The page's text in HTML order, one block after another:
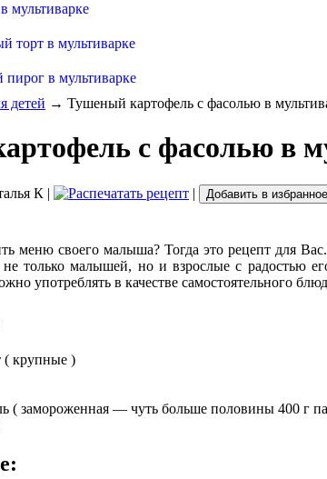
детей → Тушеный картофель с фасолью в
с фасолью в
К | | Добавить в избранное
меню своего малыша? Тогда это рецепт для
не только малышей, но и взрослые с радостью
употреблять в качестве самостоятельного
( крупные )
( замороженная — чуть больше половины 400 г